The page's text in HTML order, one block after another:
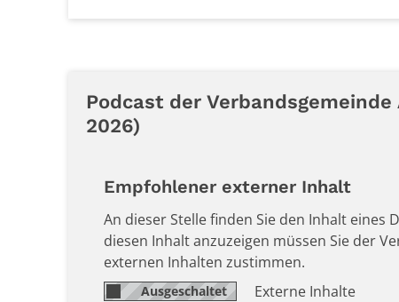
Podcast der
2026)
Empfohlener externer Inhalt
An dieser Stelle finden Sie den Inhalt eines
diesen Inhalt anzuzeigen müssen Sie der
externen Inhalten zustimmen.
Externe Inhalte